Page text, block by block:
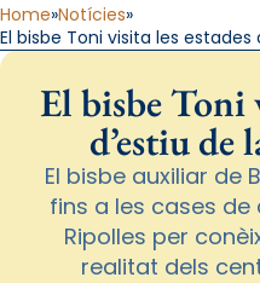
Home Notícies
El bisbe Toni visita les estades
El bisbe Toni
d’estiu de
El bisbe auxiliar de
fins a les cases de
Ripolles per
realitat dels